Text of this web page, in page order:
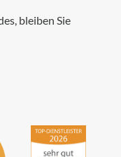
bleiben Sie